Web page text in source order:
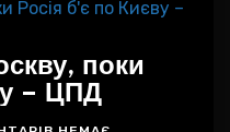
поки
– ЦПД